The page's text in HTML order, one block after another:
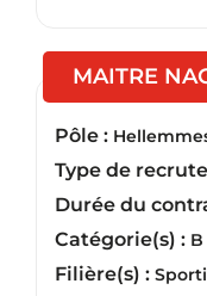
MAITRE
Pôle :
Type de
Durée du
Catégorie(s) : B
Filière(s) :